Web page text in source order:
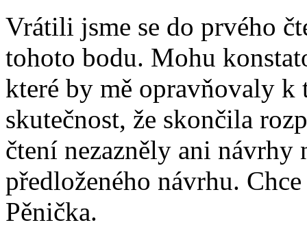
Vrátili jsme se do prvého
tohoto bodu. Mohu
které by mě opravňovaly
skutečnost, že skončila
čtení nezazněly ani
předloženého návrhu.
Pěnička.